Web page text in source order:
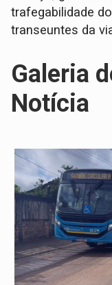
trafegabilidade
transeuntes da
Galeria
Notícia